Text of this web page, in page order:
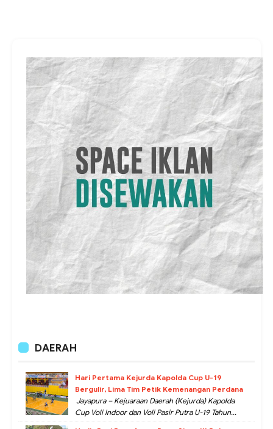
DAERAH
Hari Pertama Kejurda Kapolda Cup U-19
Bergulir, Lima Tim Petik Kemenangan Perdana
Jayapura – Kejuaraan Daerah (Kejurda) Kapolda
Cup Voli Indoor dan Voli Pasir Putra U-19 Tahun...